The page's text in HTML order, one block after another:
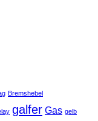
Bremshebel
galfer Gas gelb